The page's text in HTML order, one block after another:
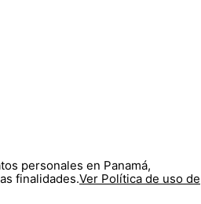
© COPYRIGHT 2020 STF GROUP S.A.
personales en Panamá,
finalidades.Ver Política de uso de